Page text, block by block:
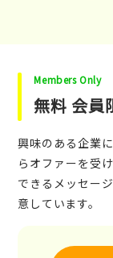
Members Only
無料 会員
興味のある企業
らオファーを受
できるメッセー
意しています。